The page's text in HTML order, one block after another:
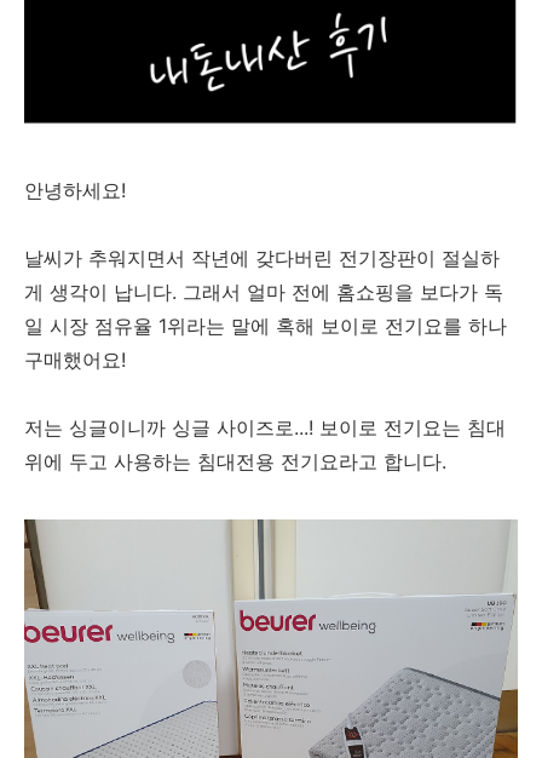
안녕하세요!
날씨가 추워지면서 작년에 갖다버린 전기장판이 절실하
게 생각이 납니다. 그래서 얼마 전에 홈쇼핑을 보다가 독
일 시장 점유율 1위라는 말에 혹해 보이로 전기요를 하나
구매했어요!
저는 싱글이니까 싱글 사이즈로...! 보이로 전기요는 침대
위에 두고 사용하는 침대전용 전기요라고 합니다.